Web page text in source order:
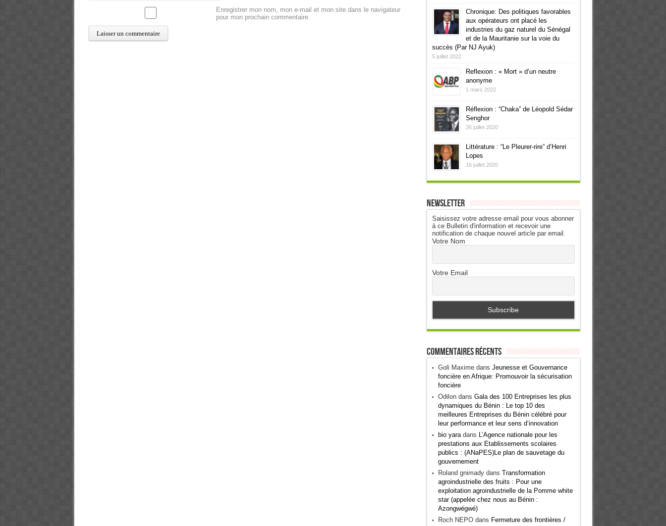
Enregistrer mon nom, mon e-mail et mon site dans le navigateur
pour mon prochain commentaire.
Chronique: Des politiques favorables
aux opérateurs ont placé les
industries du gaz naturel du Sénégal
et de la Mauritanie sur la voie du
succès (Par NJ Ayuk)
5 juillet 2022
Reflexion : « Mort » d’un neutre
anonyme
1 mars 2022
Réflexion : “Chaka” de Léopold Sédar
Senghor
26 juillet 2020
Littérature : “Le Pleurer-rire” d’Henri
Lopes
16 juillet 2020
Newsletter
Saisissez votre adresse email pour vous abonner
à ce Bulletin d'information et recevoir une
notification de chaque nouvel article par email.
Votre Nom
Votre Email
Commentaires récents
Goli Maximedans Jeunesse et Gouvernance
foncière en Afrique: Promouvoir la sécurisation
foncière
Odilondans Gala des 100 Entreprises les plus
dynamiques du Bénin : Le top 10 des
meilleures Entreprises du Bénin célébré pour
leur performance et leur sens d’innovation
bio yaradans L’Agence nationale pour les
prestations aux Etablissements scolaires
publics : (ANaPES)Le plan de sauvetage du
gouvernement
Roland gnimadydans Transformation
agroindustrielle des fruits : Pour une
exploitation agroindustrielle de la Pomme white
star (appelée chez nous au Bénin :
Azongwégwé)
Roch NEPOdans Fermeture des frontières /